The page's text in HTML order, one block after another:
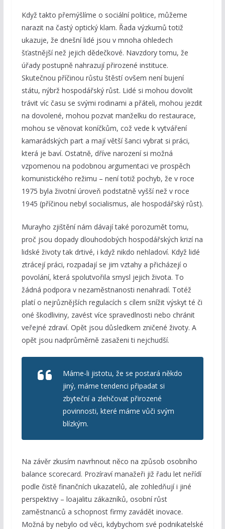
Když takto přemýšlíme o sociální politice, můžeme
narazit na častý optický klam. Řada výzkumů totiž
ukazuje, že dnešní lidé jsou v mnoha ohledech
šťastnější než jejich dědečkové. Navzdory tomu, že
úřady postupně nahrazují přirozené instituce.
Skutečnou příčinou růstu štěstí ovšem není bujení
státu, nýbrž hospodářský růst. Lidé si mohou dovolit
trávit víc času se svými rodinami a přáteli, mohou jezdit
na dovolené, mohou pozvat manželku do restaurace,
mohou se věnovat koníčkům, což vede k vytváření
kamarádských part a mají větší šanci vybrat si práci,
která je baví. Ostatně, dříve narození si možná
vzpomenou na podobnou argumentaci ve prospěch
komunistického režimu – není totiž pochyb, že v roce
1975 byla životní úroveň podstatně vyšší než v roce
1945 (příčinou nebyl socialismus, ale hospodářský růst).
Murayho zjištění nám dávají také porozumět tomu,
proč jsou dopady dlouhodobých hospodářských krizí na
lidské životy tak drtivé, i když nikdo nehladoví. Když lidé
ztrácejí práci, rozpadají se jim vztahy a přicházejí o
povolání, která spolutvořila smysl jejich života. To
žádná podpora v nezaměstnanosti nenahradí. Totéž
platí o nejrůznějších regulacích s cílem snížit výskyt té či
oné škodliviny, zavést více spravedlnosti nebo chránit
veřejné zdraví. Opět jsou důsledkem zničené životy. A
opět jsou nadprůměrně zasaženi ti nejchudší.
Máme-li jistotu, že se postará někdo
jiný, máme tendenci připadat si
zbyteční a zlehčovat přirozené
povinnosti, které máme vůči svým
blízkým.
Na závěr zkusím navrhnout něco na způsob osobního
balance scorecard. Prozíraví manažeři již řadu let neřídí
podle čistě finančních ukazatelů, ale zohledňují i jiné
perspektivy – loajalitu zákazníků, osobní růst
zaměstnanců a schopnost firmy zavádět inovace.
Možná by nebylo od věci, kdybychom své podnikatelské